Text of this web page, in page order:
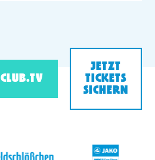
CLUB.TV
JETZT
TICKETS
SICHERN